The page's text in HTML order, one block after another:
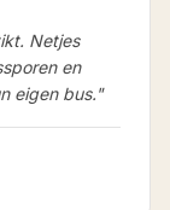
Netjes
en
eigen bus."